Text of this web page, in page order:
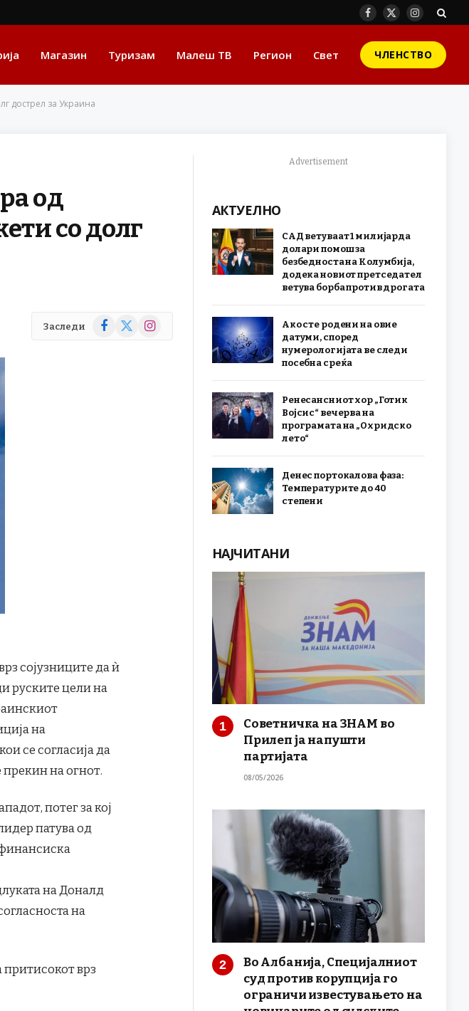
Facebook
X
Instagram
Магазин Туризам Малеш ТВ Регион Свет ЧЛЕНСТВО
дострел за Украина
од
со долг
Заследи Facebook
X
Instagram
сојузниците да ѝ
руските цели на
на
се согласија да
на огнот.
потег за кој
патува од
на Доналд
на
врз
Advertisement
АКТУЕЛНО
САД ветуваат 1 милијарда
долари помош за
безбедноста на Колумбија,
додека новиот претседател
ветува борба против дрогата
Ако сте родени на овие
датуми, според
нумерологијата ве следи
посебна среќа
Ренесансниот хор „Готик
Војсис“ вечерва на
програмата на „Охридско
лето“
Денес портокалова фаза:
Температурите до 40
степени
НАЈЧИТАНИ
Советничка на ЗНАМ во
Прилеп ја напушти
партијата
08/05/2026
Во Албанија, Специјалниот
суд против корупција го
ограничи известувањето на